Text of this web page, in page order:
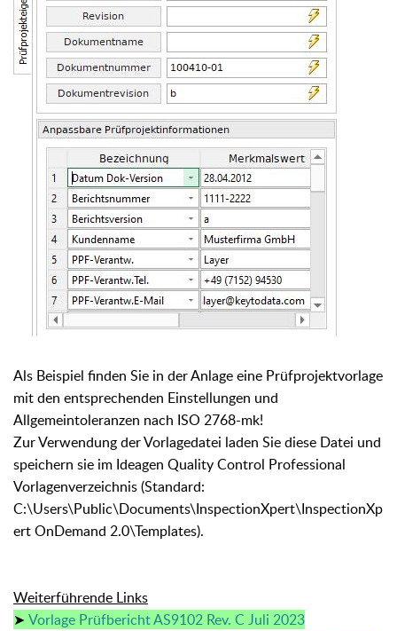
Als Beispiel finden Sie in der Anlage eine Prüfprojektvorlage
mit den entsprechenden Einstellungen und
Allgemeintoleranzen nach ISO 2768-mk!
Zur Verwendung der Vorlagedatei laden Sie diese Datei und
speichern sie im Ideagen Quality Control Professional
Vorlagenverzeichnis (Standard:
C:\Users\Public\Documents\InspectionXpert\InspectionXp
ert OnDemand 2.0\Templates).
Weiterführende Links
➤Vorlage Prüfbericht AS9102 Rev. C Juli 2023